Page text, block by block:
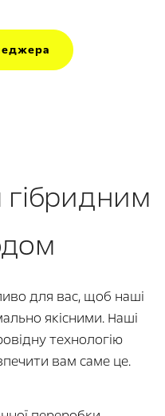
гібридним
для вас, щоб наші
якісними. Наші
технологію
вам саме це.